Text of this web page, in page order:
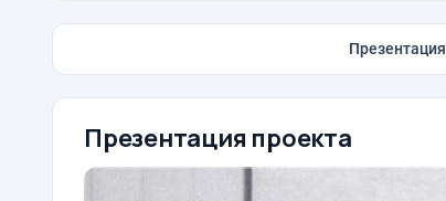
Презентация
Презентация проекта